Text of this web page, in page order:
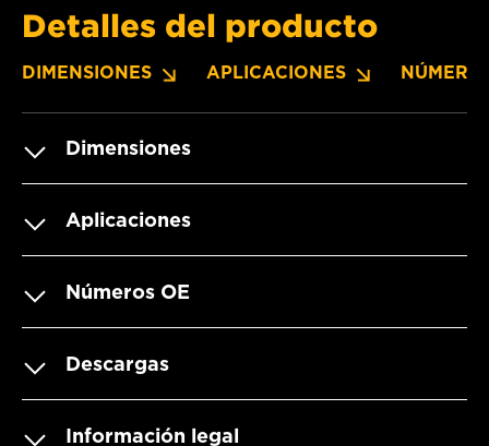
Detalles del producto
DIMENSIONES APLICACIONES
Dimensiones
Aplicaciones
Números OE
Descargas
Información legal